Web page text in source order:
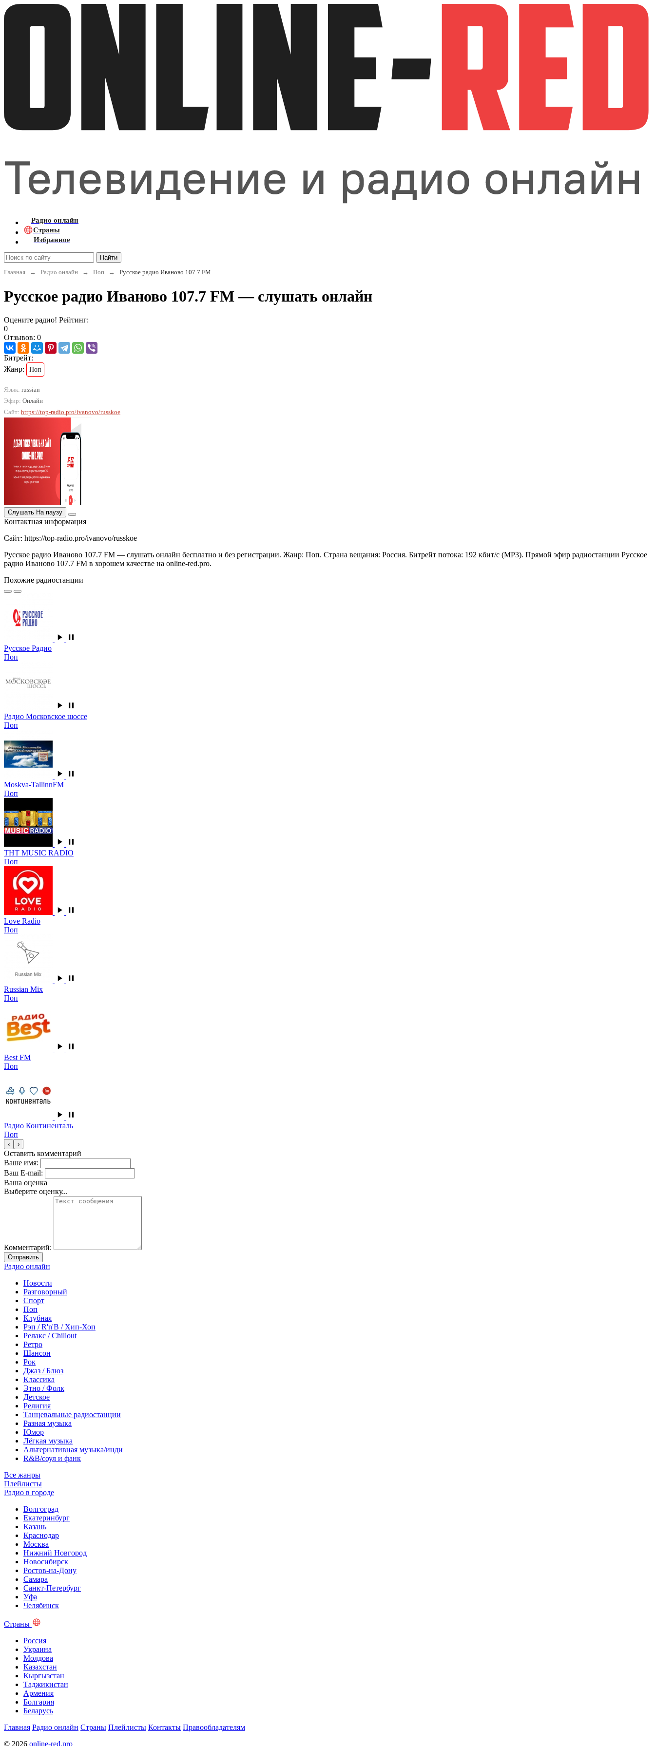
Радио онлайн
Страны
Избранное
Найти
Главная
→ Радио онлайн → Поп → Русское радио Иваново 107.7 FM
Русское радио Иваново 107.7 FM — слушать онлайн
Оцените радио! Рейтинг:
0
Отзывов: 0
Битрейт:
Жанр:
Поп
Язык: russian
Эфир: Онлайн
Сайт: https://top-radio.pro/ivanovo/russkoe
Слушать На паузу
Контактная информация
Сайт: https://top-radio.pro/ivanovo/russkoe
Русское радио Иваново 107.7 FM — слушать онлайн бесплатно и без регистрации. Жанр: Поп. Страна вещания: Россия. Битрейт потока: 192 кбит/с (MP3). Прямой эфир радиостанции Русское
радио Иваново 107.7 FM в хорошем качестве на online-red.pro.
Похожие радиостанции
Русское Радио
Поп
Радио Московское шоссе
Поп
Moskva-TallinnFM
Поп
ТНТ MUSIC RADIO
Поп
Love Radio
Поп
Russian Mix
Поп
Best FM
Поп
Радио Континенталь
Поп
‹ ›
Оставить комментарий
Ваше имя:
Ваш E-mail:
Ваша оценка
Выберите оценку...
Комментарий:
Отправить
Радио онлайн
Новости
Разговорный
Спорт
Поп
Клубная
Рэп / R'n'B / Хип-Хоп
Релакс / Chillout
Ретро
Шансон
Рок
Джаз / Блюз
Классика
Этно / Фолк
Детское
Религия
Танцевальные радиостанции
Разная музыка
Юмор
Лёгкая музыка
Альтернативная музыка/инди
R&B/cоул и фанк
Все жанры
Плейлисты
Радио в городе
Волгоград
Екатеринбург
Казань
Краснодар
Москва
Нижний Новгород
Новосибирск
Ростов-на-Дону
Самара
Санкт-Петербург
Уфа
Челябинск
Страны
Россия
Украина
Молдова
Казахстан
Кыргызстан
Таджикистан
Армения
Болгария
Беларусь
Главная Радио онлайн Страны Плейлисты Контакты Правообладателям
© 2026 online-red.pro